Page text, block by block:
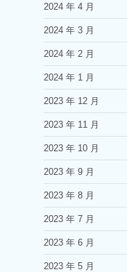
2024 年 4 月
2024 年 3 月
2024 年 2 月
2024 年 1 月
2023 年 12 月
2023 年 11 月
2023 年 10 月
2023 年 9 月
2023 年 8 月
2023 年 7 月
2023 年 6 月
2023 年 5 月